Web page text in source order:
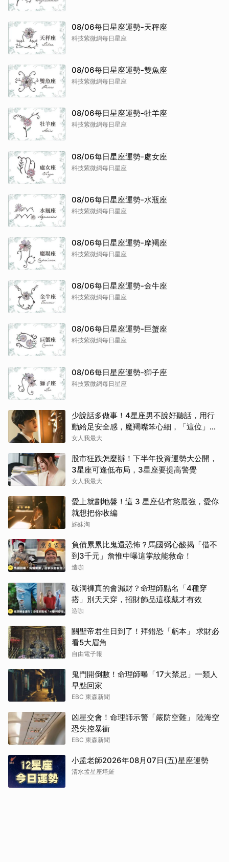
08/06每日星座運勢-天秤座
科技紫微網每日星座
08/06每日星座運勢-雙魚座
科技紫微網每日星座
08/06每日星座運勢-牡羊座
科技紫微網每日星座
08/06每日星座運勢-處女座
科技紫微網每日星座
08/06每日星座運勢-水瓶座
科技紫微網每日星座
08/06每日星座運勢-摩羯座
科技紫微網每日星座
08/06每日星座運勢-金牛座
科技紫微網每日星座
08/06每日星座運勢-巨蟹座
科技紫微網每日星座
08/06每日星座運勢-獅子座
科技紫微網每日星座
少說話多做事！4星座男不說好聽話，用行
動給足安全感，魔羯嘴笨心細，「這位」從
不畫餅最深情～
女人我最大
股市狂跌怎麼辦！下半年投資運勢大公開，
3星座可逢低布局，3星座要提高警覺
女人我最大
愛上就劃地盤！這 3 星座佔有慾最強，愛你
就想把你收編
姊妹淘
負債累累比鬼還恐怖？馬國弼心酸揭「借不
到3千元」詹惟中曝這掌紋能救命！
造咖
破洞褲真的會漏財？命理師點名「4種穿
搭」別天天穿，招財飾品這樣戴才有效
造咖
關聖帝君生日到了！拜錯恐「虧本」 求財必
看5大眉角
自由電子報
鬼門開倒數！命理師曝「17大禁忌」一類人
早點回家
EBC 東森新聞
凶星交會！命理師示警「嚴防空難」 陸海空
恐失控暴衝
EBC 東森新聞
小孟老師2026年08月07日(五)星座運勢
清水孟星座塔羅